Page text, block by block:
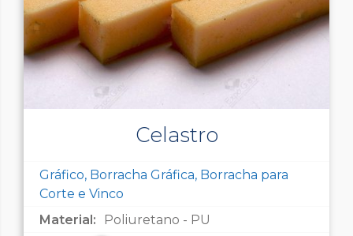
Celastro
Gráfico, Borracha Gráfica, Borracha para
Corte e Vinco
Material:
Poliuretano - PU